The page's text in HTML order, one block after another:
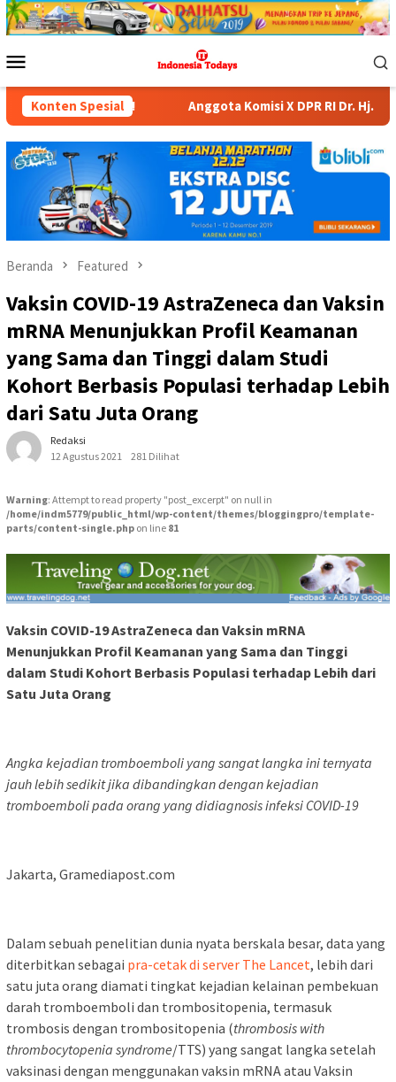
Loncat
ke
Mobile
Konten Spesial
Anggota Komisi X DPR RI Dr. Hj. Karmila Sari, S.Kom.,
Beranda Featured
Vaksin COVID-19 AstraZeneca dan Vaksin
mRNA Menunjukkan Profil Keamanan
yang Sama dan Tinggi dalam Studi
Kohort Berbasis Populasi terhadap Lebih
dari Satu Juta Orang
Redaksi
12 Agustus 2021
281 Dilihat
Warning: Attempt to read property "post_excerpt" on null in
/home/indm5779/public_html/wp-content/themes/bloggingpro/template-
parts/content-single.php on line 81
Vaksin COVID-19 AstraZeneca dan Vaksin mRNA
Menunjukkan Profil Keamanan yang Sama dan Tinggi
dalam Studi Kohort Berbasis Populasi terhadap Lebih dari
Satu Juta Orang
Angka kejadian tromboemboli yang sangat langka ini ternyata
jauh lebih sedikit jika dibandingkan dengan kejadian
tromboemboli pada orang yang didiagnosis infeksi COVID-19
Jakarta, Gramediapost.com
Dalam sebuah penelitian dunia nyata berskala besar, data yang
diterbitkan sebagai pra-cetak di server The Lancet, lebih dari
satu juta orang diamati tingkat kejadian kelainan pembekuan
darah tromboemboli dan trombositopenia, termasuk
trombosis dengan trombositopenia (thrombosis with
thrombocytopenia syndrome/TTS) yang sangat langka setelah
vaksinasi dengan menggunakan vaksin mRNA atau Vaksin